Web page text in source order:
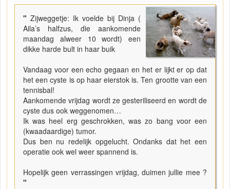
"Zijweggetje: Ik voelde bij Dinja (
Aila’s halfzus, die aankomende
maandag alweer 10 wordt) een
dikke harde bult in haar buik
Vandaag voor een echo gegaan en het er lijkt er op dat
het een cyste is op haar eierstok is. Ten grootte van een
tennisbal!
Aankomende vrijdag wordt ze gesteriliseerd en wordt de
cyste dus ook weggenomen…
Ik was heel erg geschrokken, was zo bang voor een
(kwaadaardige) tumor.
Dus ben nu redelijk opgelucht. Ondanks dat het een
operatie ook wel weer spannend is.
Hopelijk geen verrassingen vrijdag, duimen jullie mee ?
"